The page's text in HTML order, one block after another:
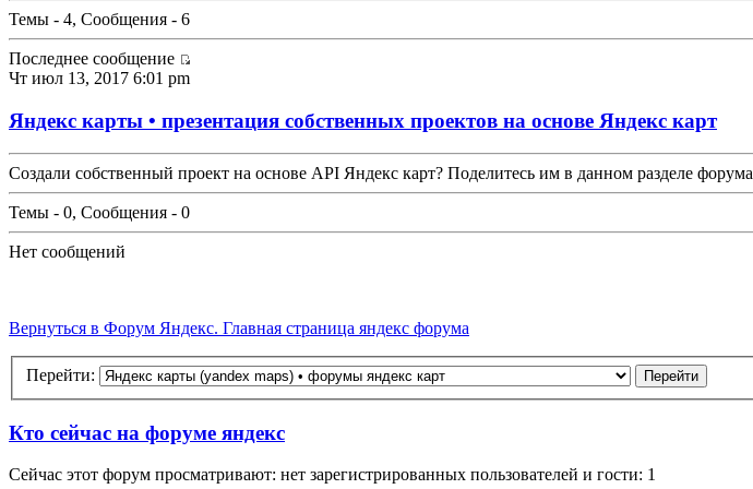
Темы - 4, Сообщения - 6
Последнее сообщение
Чт июл 13, 2017 6:01 pm
Яндекс карты • презентация собственных проектов на основе Яндекс карт
Создали собственный проект на основе API Яндекс карт? Поделитесь им в данном разделе форума
Темы - 0, Сообщения - 0
Нет сообщений
Вернуться в Форум Яндекс. Главная страница яндекс форума
Перейти:
Кто сейчас на форуме яндекс
Сейчас этот форум просматривают: нет зарегистрированных пользователей и гости: 1